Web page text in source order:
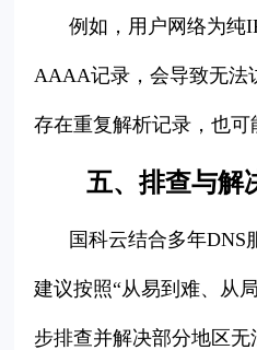
例如，用户网络为纯
AAAA记录，会导致无法
存在重复解析记录，也可
五、排查与解
国科云结合多年DNS
建议按照“从易到难、从
步排查并解决部分地区